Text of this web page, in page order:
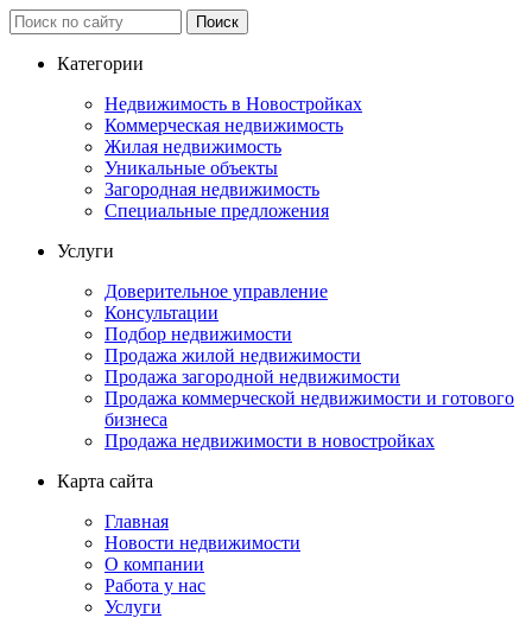
Категории
Недвижимость в Новостройках
Коммерческая недвижимость
Жилая недвижимость
Уникальные объекты
Загородная недвижимость
Специальные предложения
Услуги
Доверительное управление
Консультации
Подбор недвижимости
Продажа жилой недвижимости
Продажа загородной недвижимости
Продажа коммерческой недвижимости и готового
бизнеса
Продажа недвижимости в новостройках
Карта сайта
Главная
Новости недвижимости
О компании
Работа у нас
Услуги